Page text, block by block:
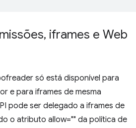
, iframes e Web
só está disponível para
e para iframes de mesma
pode ser delegado a iframes de
o atributo allow="" da política de